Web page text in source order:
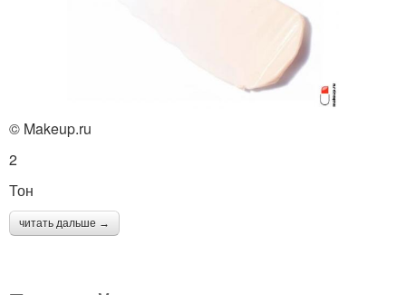
© Makeup.ru
2
Тон
читать дальше →